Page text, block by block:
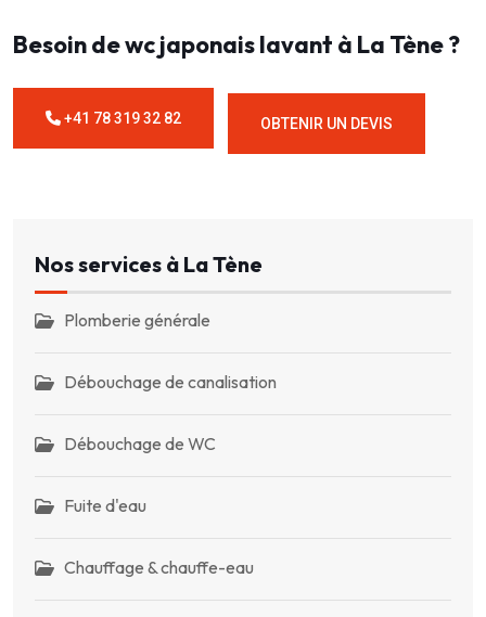
Besoin de wc japonais lavant à La Tène ?
+41 78 319 32 82 OBTENIR UN DEVIS
Nos services à La Tène
Plomberie générale
Débouchage de canalisation
Débouchage de WC
Fuite d'eau
Chauffage & chauffe-eau